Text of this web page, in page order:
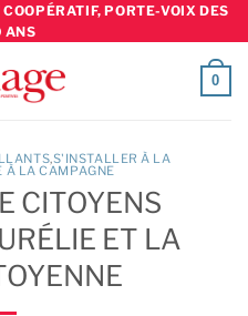
PORTE-VOIX DES
ANS
0
,S'INSTALLER À LA
À LA CAMPAGNE
CITOYENS
ET LA